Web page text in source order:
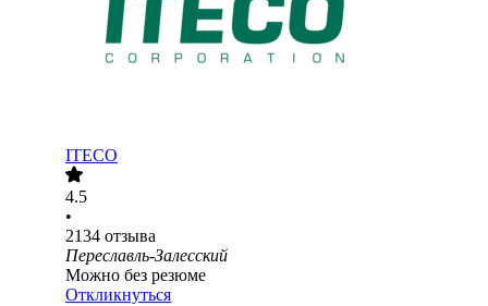
ITECO
4.5
•
2134 отзыва
Переславль-Залесский
Можно без резюме
Откликнуться